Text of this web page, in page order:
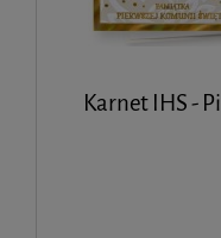
Karnet IHS -